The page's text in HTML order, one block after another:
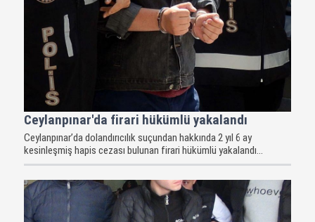
Ceylanpınar'da firari hükümlü yakalandı
Ceylanpınar’da dolandırıcılık suçundan hakkında 2 yıl 6 ay
kesinleşmiş hapis cezası bulunan firari hükümlü yakalandı...